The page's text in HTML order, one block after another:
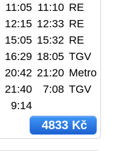
11:05 11:10 RE
12:15 12:33 RE
15:05 15:32 RE
16:29 18:05 TGV
20:42 21:20 Metro
21:40 7:08 TGV
9:14
4833 Kč